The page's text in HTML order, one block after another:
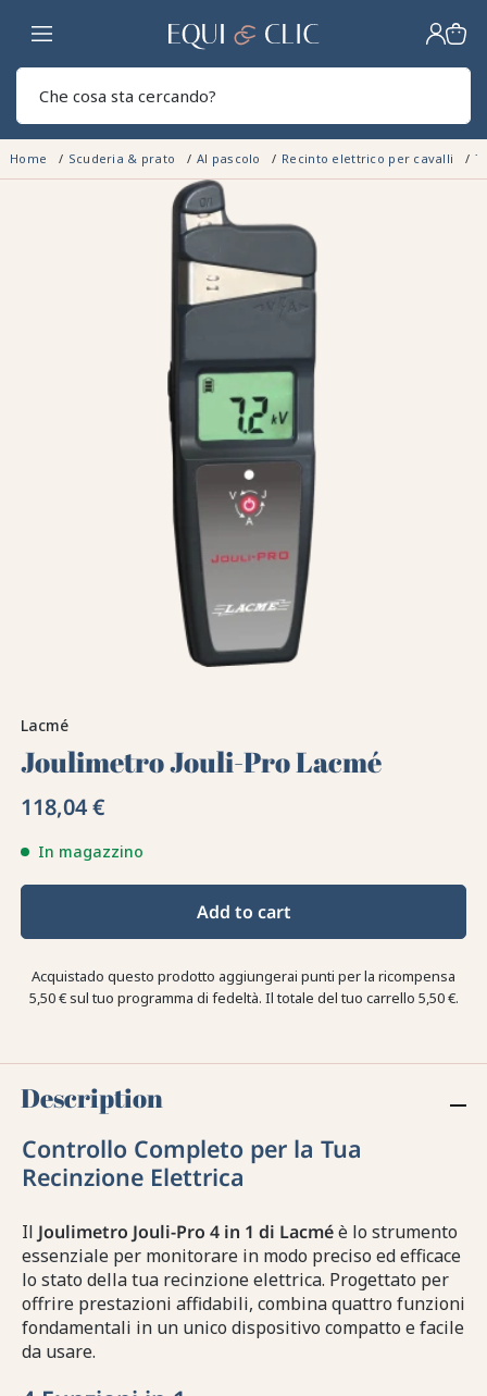
Casa
Home Scuderia & prato Al pascolo Recinto elettrico per cavalli
Lacmé
Joulimetro Jouli-Pro Lacmé
118,04 €
In magazzino
Add to cart
Acquistado questo prodotto aggiungerai punti per la ricompensa
5,50 €sul tuo programma di fedeltà. Il totale del tuo carrello 5,50 €.
Description
Controllo Completo per la Tua
Recinzione Elettrica
Il Joulimetro Jouli-Pro 4 in 1 di Lacméè lo strumento
essenziale per monitorare in modo preciso ed efficace
lo stato della tua recinzione elettrica. Progettato per
offrire prestazioni affidabili, combina quattro funzioni
fondamentali in un unico dispositivo compatto e facile
da usare.